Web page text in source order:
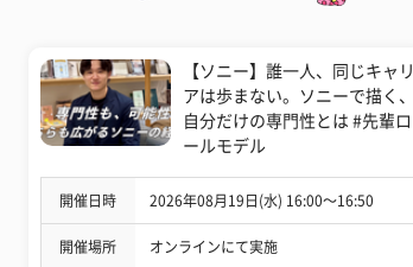
【ソニー】誰一人、同じキャリ
アは歩まない。ソニーで描く、
自分だけの専門性とは #先輩ロ
ールモデル
開催日時 2026年08月19日(水) 16:00〜16:50
開催場所 オンラインにて実施